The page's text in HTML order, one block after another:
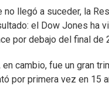
no llegó a suceder, la
el Dow Jones ha
por debajo del final
en cambio, fue un gran
por primera vez en 15